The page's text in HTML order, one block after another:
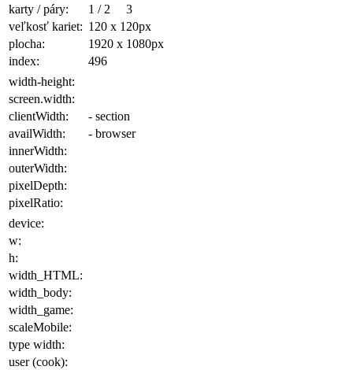
karty / páry:
1 / 2
3
veľkosť kariet: 120 x 120px
plocha: 1920 x 1080px
index:
496
width-height:
screen.width:
clientWidth:
- section
availWidth:
- browser
innerWidth:
outerWidth:
pixelDepth:
pixelRatio:
device:
w:
h:
width_HTML:
width_body:
width_game:
scaleMobile:
type width:
user (cook):